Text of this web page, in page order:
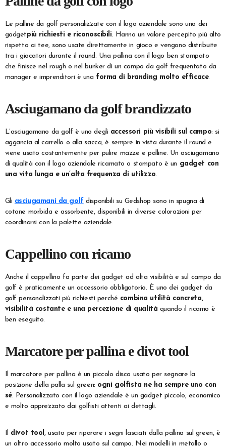
Le palline da golf personalizzate con il logo aziendale sono uno dei
gadgetpiù richiesti e riconoscibili. Hanno un valore percepito più alto
rispetto ai tee, sono usate direttamente in gioco e vengono distribuite
tra i giocatori durante il round. Una pallina con il logo ben stampato
che finisce nel rough o nel bunker di un campo da golf frequentato da
manager e imprenditori è una forma di branding molto efficace.
Asciugamano da golf brandizzato
L’asciugamano da golf è uno degli accessori più visibili sul campo: si
aggancia al carrello o alla sacca, è sempre in vista durante il round e
viene usato costantemente per pulire mazze e palline. Un asciugamano
di qualità con il logo aziendale ricamato o stampato è un gadget con
una vita lunga e un’alta frequenza di utilizzo.
Gli asciugamani da golf disponibili su Gedshop sono in spugna di
cotone morbida e assorbente, disponibili in diverse colorazioni per
coordinarsi con la palette aziendale.
Cappellino con ricamo
Anche il cappellino fa parte dei gadget ad alta visibilità e sul campo da
golf è praticamente un accessorio obbligatorio. È uno dei gadget da
golf personalizzati più richiesti perché combina utilità concreta,
visibilità costante e una percezione di qualità quando il ricamo è
ben eseguito.
Marcatore per pallina e divot tool
Il marcatore per pallina è un piccolo disco usato per segnare la
posizione della palla sul green: ogni golfista ne ha sempre uno con
sé. Personalizzato con il logo aziendale è un gadget piccolo, economico
e molto apprezzato dai golfisti attenti ai dettagli.
divot tool , usato per riparare i segni lasciati dalla pallina sul green, è
un altro accessorio molto usato sul campo. Nei modelli in metallo o